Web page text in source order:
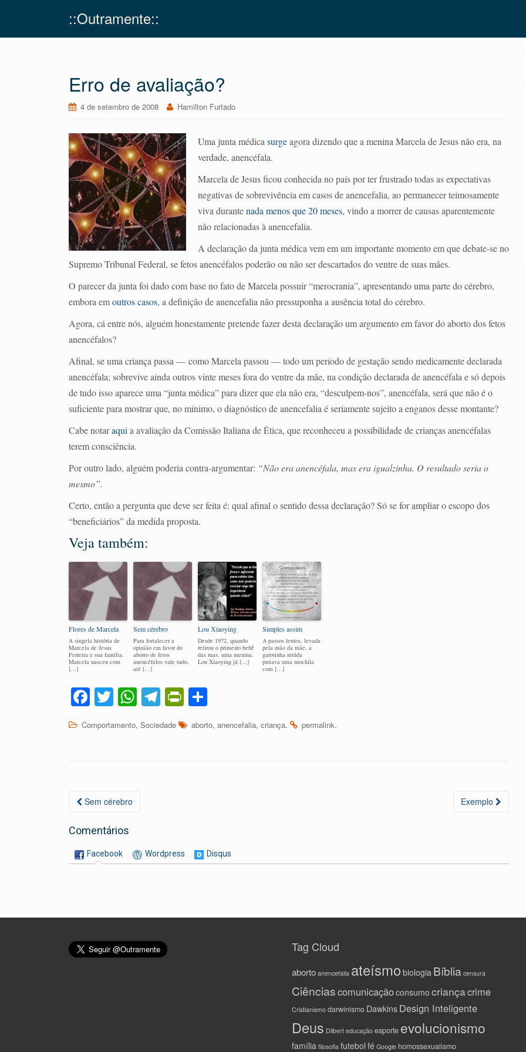
::Outramente::
Erro de avaliação?
4 de setembro de 2008 Hamilton Furtado
Uma junta médica surgeagora dizendo que a menina Marcela de Jesus não era, na
verdade, anencéfala.
Marcela de Jesus ficou conhecida no país por ter frustrado todas as expectativas
negativas de sobrevivência em casos de anencefalia, ao permanecer teimosamente
viva durantenada menos que 20 meses, vindo a morrer de causas aparentemente
não relacionadas à anencefalia.
A declaração da junta médica vem em um importante momento em que debate-se no
Supremo Tribunal Federal, se fetos anencéfalos poderão ou não ser descartados do ventre de suas mães.
O parecer da junta foi dado com base no fato de Marcela possuir “merocrania”, apresentando uma parte do cérebro,
embora emoutros casos, a definição de anencefalia não pressuponha a ausência total do cérebro.
Agora, cá entre nós, alguém honestamente pretende fazer desta declaração um argumento em favor do aborto dos fetos
anencéfalos?
Afinal, se uma criança passa — como Marcela passou — todo um período de gestação sendo medicamente declarada
anencéfala; sobrevive ainda outros vinte meses fora do ventre da mãe, na condição declarada de anencéfala e só depois
de tudo isso aparece uma “junta médica” para dizer que ela não era, “desculpem-nos”, anencéfala, será que não é o
suficiente para mostrar que, no mínimo, o diagnóstico de anencefalia é seriamente sujeito a enganos desse montante?
Cabe notaraqui a avaliação da Comissão Italiana de Ética, que reconheceu a possibilidade de crianças anencéfalas
terem consciência.
Por outro lado, alguém poderia contra-argumentar: “Não era anencéfala, mas era igualzinha. O resultado seria o
mesmo”.
Certo, então a pergunta que deve ser feita é: qual afinal o sentido dessa declaração? Só se for ampliar o escopo dos
“beneficiários” da medida proposta.
Veja também:
Flores de Marcela
A singela história de
Marcela de Jesus
Ferreira e sua família.
Marcela nasceu com
[…]
Sem cérebro
Para fortalecer a
opinião em favor do
aborto de fetos
anencéfalos vale tudo,
até […]
Lou Xiaoying
Desde 1972, quando
retirou o primeiro bebê
das ruas, uma menina,
Lou Xiaoying já […]
Simples assim
A passos lentos, levada
pela mão da mãe, a
garotinha miúda
puxava uma mochila
com […]
Fa
bo
T
tte
W
ha
ts
Te
le
gr
Pr
in
tF m
Comportamento, Sociedade aborto, anencefalia, criança. permalink.
Navegação
Postagem
Sem cérebro Exemplo
Comentários
Facebook Wordpress Disqus
Tag Cloud
aborto anencefalia ateísmo biologia Bíblia censura
Ciênciascomunicaçãoconsumo criançacrime
Cristianismo darwinismo Dawkins Design Inteligente
Deus Dilbert educação esporte evolucionismo
família filosofia futebol fé Google homossexualismo